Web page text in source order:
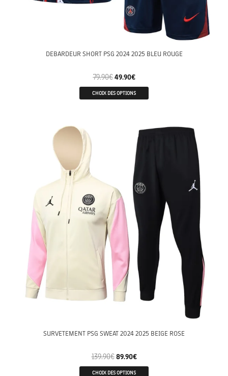
DEBARDEUR SHORT PSG 2024 2025 BLEU ROUGE
79.90€ 49.90€
CHOIX DES OPTIONS
SURVETEMENT PSG SWEAT 2024 2025 BEIGE ROSE
139.90€ 89.90€
CHOIX DES OPTIONS